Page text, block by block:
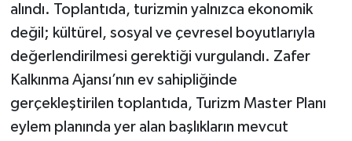
alındı. Toplantıda, turizmin yalnızca ekonomik
değil; kültürel, sosyal ve çevresel boyutlarıyla
değerlendirilmesi gerektiği vurgulandı. Zafer
Kalkınma Ajansı’nın ev sahipliğinde
gerçekleştirilen toplantıda, Turizm Master Planı
eylem planında yer alan başlıkların mevcut